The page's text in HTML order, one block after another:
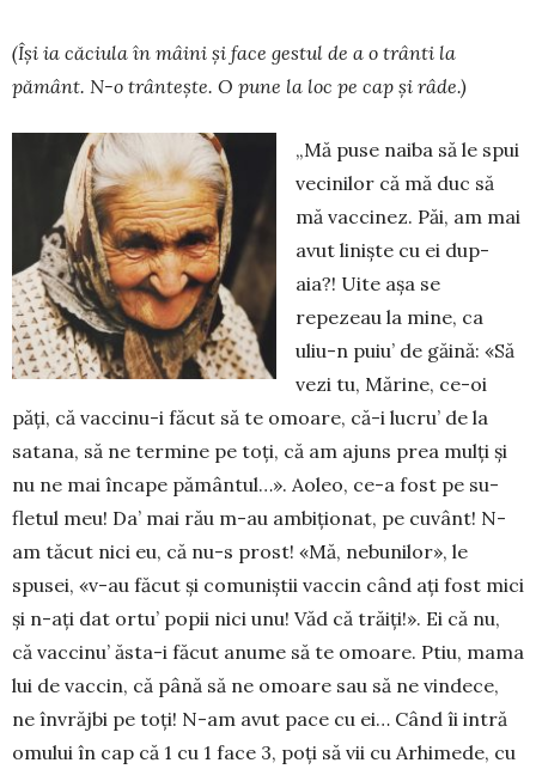
(Își ia căciula în mâini și face gestul de a o trân­ti la
pământ. N-o trântește. O pune la loc pe cap și râde.)
„Mă puse naiba să le spui
vecinilor că mă duc să
mă vaccinez. Păi, am mai
avut liniște cu ei dup-
aia?! Uite așa se
repezeau la mine, ca
uliu-n puiu’ de găină: «Să
vezi tu, Mărine, ce-oi
păți, că vac­cinu-i făcut să te omoare, că-i lucru’ de la
satana, să ne termine pe toți, că am ajuns prea mulți și
nu ne mai încape pământul…». Aoleo, ce-a fost pe su­
fletul meu! Da’ mai rău m-au am­bi­ționat, pe cu­vânt! N-
am tăcut nici eu, că nu-s prost! «Mă, ne­bunilor», le
spusei, «v-au făcut și comuniștii vaccin când ați fost mici
și n-ați dat ortu’ popii nici unu! Văd că trăiți!». Ei că nu,
că vac­cinu’ ăsta-i făcut anume să te omoa­re. Ptiu, mama
lui de vaccin, că până să ne omoa­re sau să ne vindece,
ne în­vrăjbi pe toți! N-am avut pa­ce cu ei… Când îi intră
omu­lui în cap că 1 cu 1 face 3, poți să vii cu Arhimede, cu